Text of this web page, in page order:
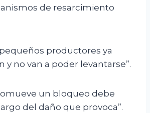
de resarcimiento
productores ya
y no van a poder levantarse”.
un bloqueo debe
del daño que provoca”.